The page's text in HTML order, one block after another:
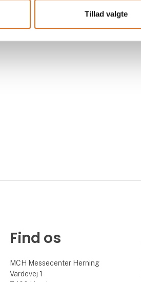
Tillad valgte
Find os
MCH Messecenter Herning
Vardevej 1